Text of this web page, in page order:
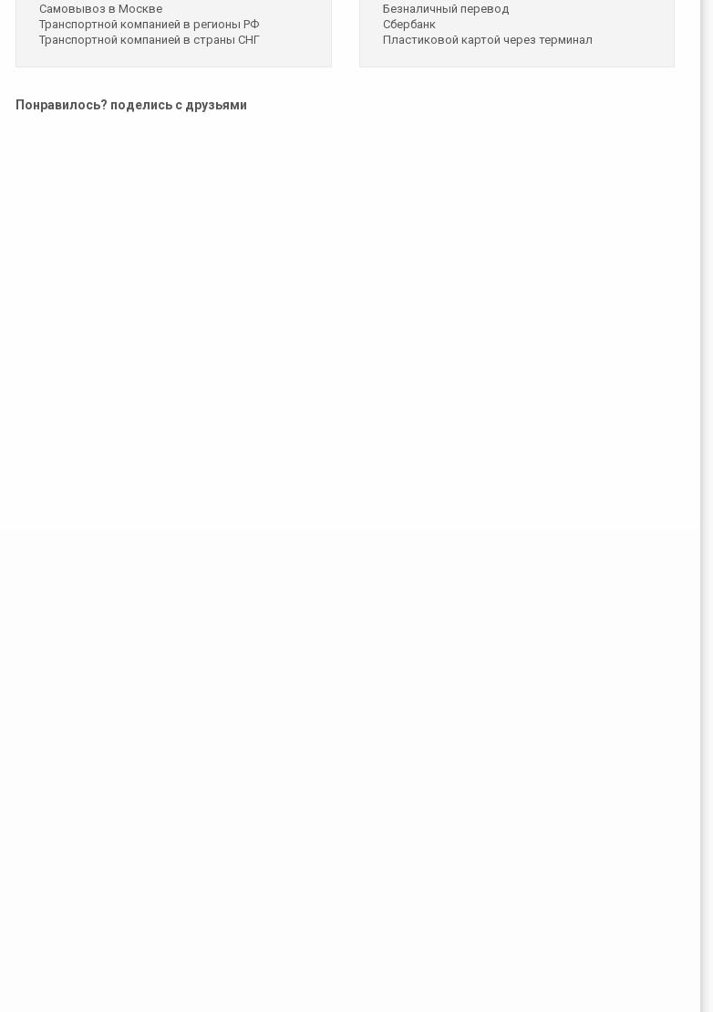
Самовывоз в Москве
Транспортной компанией в регионы РФ
Транспортной компанией в страны СНГ
Безналичный перевод
Сбербанк
Пластиковой картой через терминал
Понравилось? поделись с друзьями